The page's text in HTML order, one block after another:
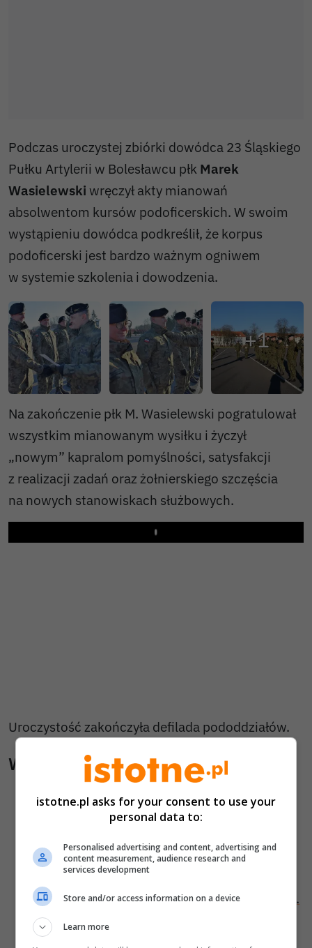
Podczas uroczystej zbiórki dowódca 23 Śląskiego
Pułku Artylerii w Bolesławcu płk Marek
Wasielewski wręczył akty mianowań
absolwentom kursów podoficerskich. W swoim
wystąpieniu dowódca podkreślił, że korpus
podoficerski jest bardzo ważnym ogniwem
w systemie szkolenia i dowodzenia.
Na zakończenie płk M. Wasielewski pogratulował
wszystkim mianowanym wysiłku i życzył
„nowym” kapralom pomyślności, satysfakcji
z realizacji zadań oraz żołnierskiego szczęścia
na nowych stanowiskach służbowych.
Play
Uroczystość zakończyła defilada pododdziałów.
Wiadomości pokrewne
wystawał granat moździerzowy z czasów II
Niebezpieczne znalezisko podczas prac
ziemnych. Na miejsce ruszyli saperzy
Podrzucili niewybuchy przy galerii handlowej.
Policja zatrzymała pierwszego podejrzanego
istotne.pl asks for your consent to use your
personal data to:
Personalised advertising and content, advertising and
content measurement, audience research and
services development
Store and/or access information on a device
Learn more